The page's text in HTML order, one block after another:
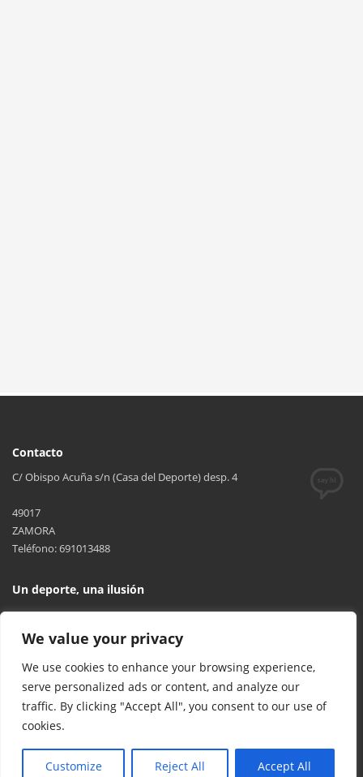
We value your privacy
We use cookies to enhance your browsing experience,
serve personalized ads or content, and analyze our
traffic. By clicking "Accept All", you consent to our use of
cookies.
Customize Reject All Accept All
Contacto
C/ Obispo Acuña s/n (Casa del Deporte) desp. 4
49017
ZAMORA
Teléfono: 691013488
Un deporte, una ilusión
León. Todos los derechos reservados. Desarrollado por
TOOOLS